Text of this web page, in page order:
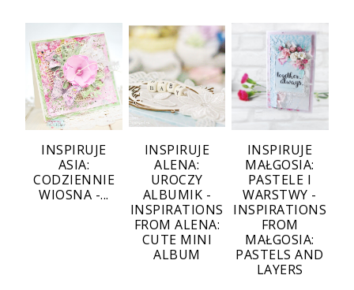
INSPIRUJE
ASIA:
CODZIENNIE
WIOSNA -...
INSPIRUJE
ALENA:
UROCZY
ALBUMIK -
INSPIRATIONS
FROM ALENA:
CUTE MINI
ALBUM
INSPIRUJE
MAŁGOSIA:
PASTELE I
WARSTWY -
INSPIRATIONS
FROM
MAŁGOSIA:
PASTELS AND
LAYERS